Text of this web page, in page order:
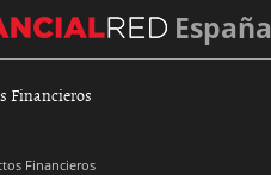
España
Financieros
Financieros